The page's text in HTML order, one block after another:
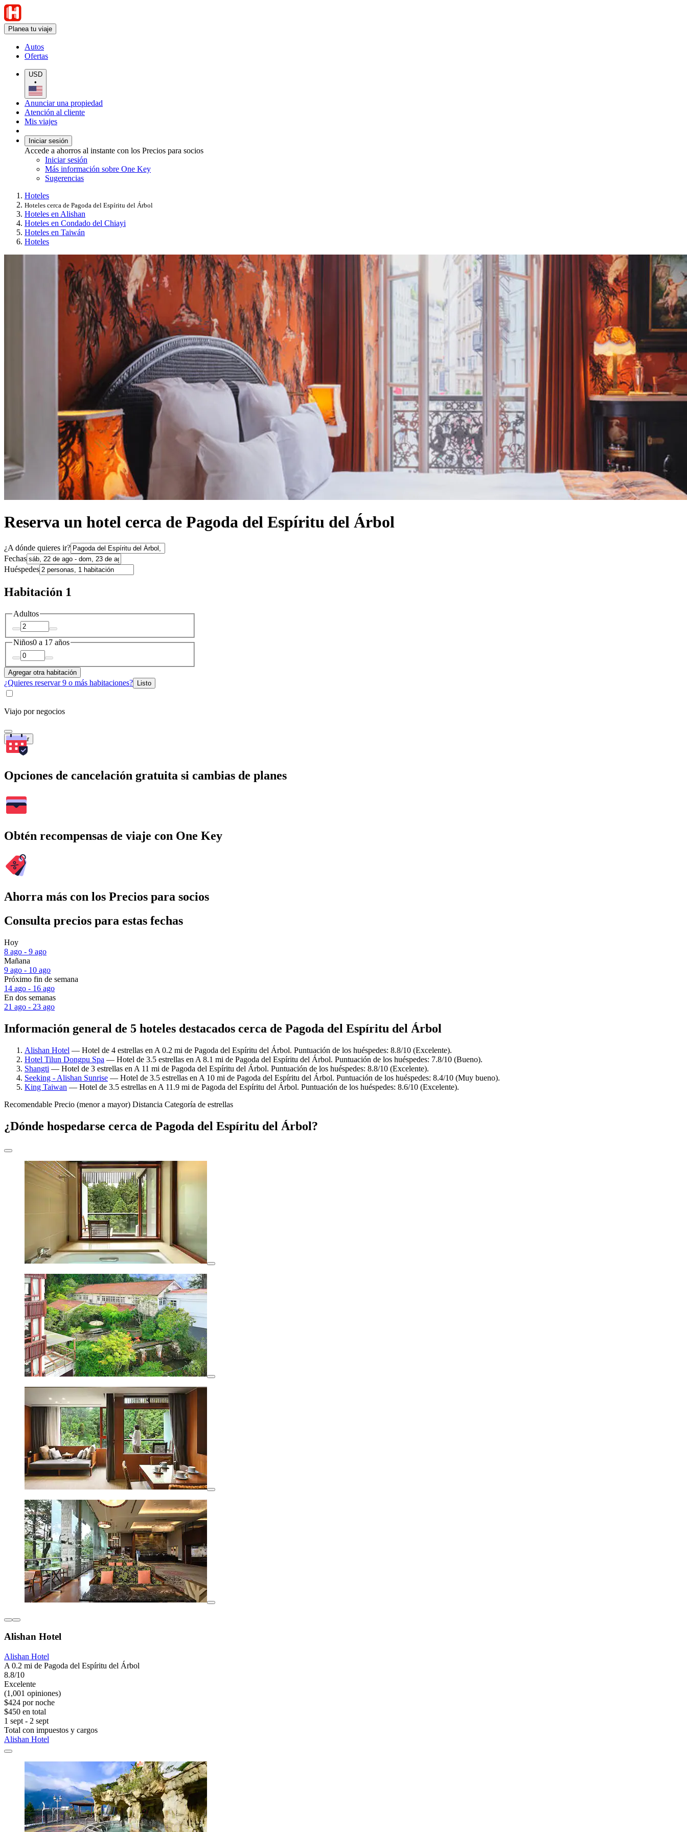
Planea tu viaje
Autos
Ofertas
USD
•
Anunciar una propiedad
Atención al cliente
Mis viajes
Iniciar sesión
Accede a ahorros al instante con los Precios para socios
Iniciar sesión
Más información sobre One Key
Sugerencias
Hoteles
Hoteles cerca de Pagoda del Espíritu del Árbol
Hoteles en Alishan
Hoteles en Condado del Chiayi
Hoteles en Taiwán
Hoteles
Reserva un hotel cerca de Pagoda del Espíritu del Árbol
¿A dónde quieres ir?
Fechas
Huéspedes
Habitación 1
Adultos
Niños0 a 17 años
Agregar otra habitación
¿Quieres reservar 9 o más habitaciones? Listo
Viajo por negocios
Buscar
Opciones de cancelación gratuita si cambias de planes
Obtén recompensas de viaje con One Key
Ahorra más con los Precios para socios
Consulta precios para estas fechas
Hoy
8 ago - 9 ago
Mañana
9 ago - 10 ago
Próximo fin de semana
14 ago - 16 ago
En dos semanas
21 ago - 23 ago
Información general de 5 hoteles destacados cerca de Pagoda del Espíritu del Árbol
Alishan Hotel — Hotel de 4 estrellas en A 0.2 mi de Pagoda del Espíritu del Árbol. Puntuación de los huéspedes: 8.8/10 (Excelente).
Hotel Tilun Dongpu Spa — Hotel de 3.5 estrellas en A 8.1 mi de Pagoda del Espíritu del Árbol. Puntuación de los huéspedes: 7.8/10 (Bueno).
Shangti — Hotel de 3 estrellas en A 11 mi de Pagoda del Espíritu del Árbol. Puntuación de los huéspedes: 8.8/10 (Excelente).
Seeking - Alishan Sunrise — Hotel de 3.5 estrellas en A 10 mi de Pagoda del Espíritu del Árbol. Puntuación de los huéspedes: 8.4/10 (Muy bueno).
King Taiwan — Hotel de 3.5 estrellas en A 11.9 mi de Pagoda del Espíritu del Árbol. Puntuación de los huéspedes: 8.6/10 (Excelente).
Recomendable Precio (menor a mayor) Distancia Categoría de estrellas
¿Dónde hospedarse cerca de Pagoda del Espíritu del Árbol?
Alishan Hotel
Alishan Hotel
A 0.2 mi de Pagoda del Espíritu del Árbol
8.8/10
Excelente
(1,001 opiniones)
$424 por noche
$450 en total
1 sept - 2 sept
Total con impuestos y cargos
Alishan Hotel